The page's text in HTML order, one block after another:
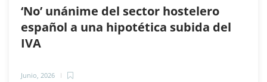
‘No’ unánime del sector hostelero
español a una hipotética subida del
IVA
Junio, 2026